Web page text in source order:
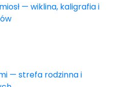
— wiklina, kaligrafia i
— strefa rodzinna i